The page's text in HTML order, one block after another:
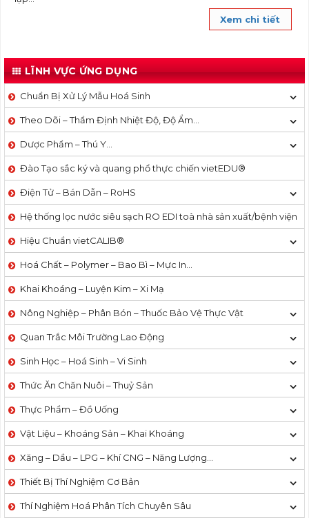
Xem chi tiết
LĨNH VỰC ỨNG DỤNG
Chuẩn Bị Xử Lý Mẫu Hoá Sinh
Theo Dõi – Thẩm Định Nhiệt Độ, Độ Ẩm…
Dược Phẩm – Thú Y…
Đào Tạo sắc ký và quang phổ thực chiến vietEDU®
Điện Tử – Bán Dẫn – RoHS
Hệ thống lọc nước siêu sạch RO EDI​​ toà nhà sản xuất/bệnh viện
Hiệu Chuẩn vietCALIB®
Hoá Chất – Polymer – Bao Bì – Mực In…
Khai Khoáng – Luyện Kim – Xi Mạ
Nông Nghiệp – Phân Bón – Thuốc Bảo Vệ Thực Vật
Quan Trắc Môi Trường Lao Động
Sinh Học – Hoá Sinh – Vi Sinh
Thức Ăn Chăn Nuôi – Thuỷ Sản
Thực Phẩm – Đồ Uống
Vật Liệu – Khoáng Sản – Khai Khoáng
Xăng – Dầu – LPG – Khí CNG – Năng Lượng…
Thiết Bị Thí Nghiệm Cơ Bản
Thí Nghiệm Hoá Phân Tích Chuyên Sâu